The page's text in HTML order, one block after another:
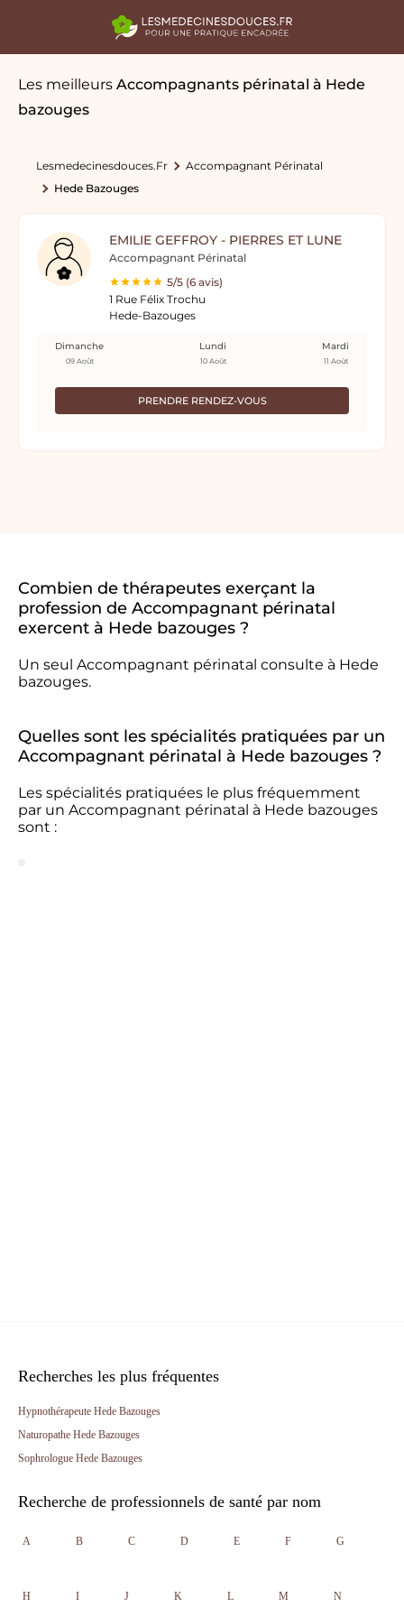
Les meilleurs Accompagnants périnatal à Hede
bazouges
Lesmedecinesdouces.fr
Accompagnant Périnatal
Hede Bazouges
EMILIE GEFFROY - PIERRES ET LUNE
Accompagnant Périnatal
5/5 (6 avis)
1 Rue Félix Trochu
Hede-Bazouges
PRENDRE RENDEZ-VOUS
Dimanche
09 Août
Lundi
10 Août
Mardi
11 Août
Combien de thérapeutes exerçant la
profession de Accompagnant périnatal
exercent à Hede bazouges ?
Un seul Accompagnant périnatal consulte à Hede
bazouges.
Quelles sont les spécialités pratiquées par un
Accompagnant périnatal à Hede bazouges ?
Les spécialités pratiquées le plus fréquemment
par un Accompagnant périnatal à Hede bazouges
sont :
Recherches les plus fréquentes
Hypnothérapeute Hede Bazouges
Naturopathe Hede Bazouges
Sophrologue Hede Bazouges
Recherche de professionnels de santé par nom
A B C D E F G
H I J K L M N